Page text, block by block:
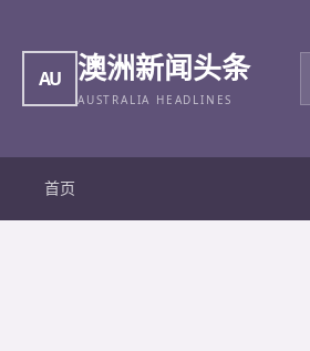
AU 澳洲新闻头条
AUSTRALIA HEADLINES
首页